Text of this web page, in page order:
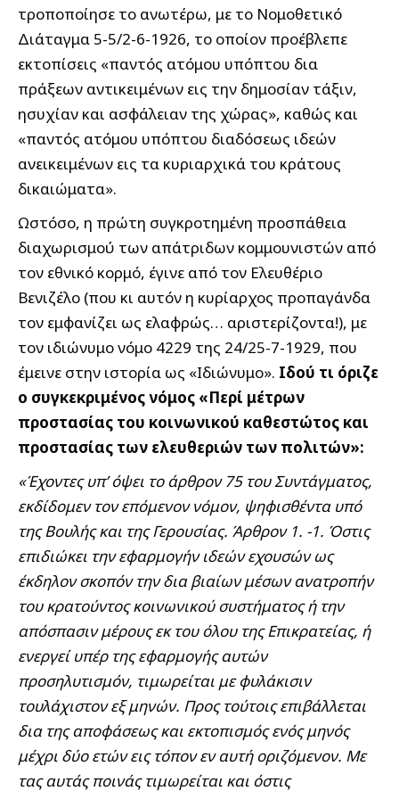
τροποποίησε το ανωτέρω, με το Νομοθετικό
Διάταγμα 5-5/2-6-1926, το οποίον προέβλεπε
εκτοπίσεις «παντός ατόμου υπόπτου δια
πράξεων αντικειμένων εις την δημοσίαν τάξιν,
ησυχίαν και ασφάλειαν της χώρας», καθώς και
«παντός ατόμου υπόπτου διαδόσεως ιδεών
ανεικειμένων εις τα κυριαρχικά του κράτους
δικαιώματα».
Ωστόσο, η πρώτη συγκροτημένη προσπάθεια
διαχωρισμού των απάτριδων κομμουνιστών από
τον εθνικό κορμό, έγινε από τον Ελευθέριο
Βενιζέλο (που κι αυτόν η κυρίαρχος προπαγάνδα
τον εμφανίζει ως ελαφρώς… αριστερίζοντα!), με
τον ιδιώνυμο νόμο 4229 της 24/25-7-1929, που
έμεινε στην ιστορία ως «Ιδιώνυμο». Ιδού τι όριζε
ο συγκεκριμένος νόμος «Περί μέτρων
προστασίας του κοινωνικού καθεστώτος και
προστασίας των ελευθεριών των πολιτών»:
«Έχοντες υπ’ όψει το άρθρον 75 του Συντάγματος,
εκδίδομεν τον επόμενον νόμον, ψηφισθέντα υπό
της Βουλής και της Γερουσίας. Άρθρον 1. -1. Όστις
επιδιώκει την εφαρμογήν ιδεών εχουσών ως
έκδηλον σκοπόν την δια βιαίων μέσων ανατροπήν
του κρατούντος κοινωνικού συστήματος ή την
απόσπασιν μέρους εκ του όλου της Επικρατείας, ή
ενεργεί υπέρ της εφαρμογής αυτών
προσηλυτισμόν, τιμωρείται με φυλάκισιν
τουλάχιστον εξ μηνών. Προς τούτοις επιβάλλεται
δια της αποφάσεως και εκτοπισμός ενός μηνός
μέχρι δύο ετών εις τόπον εν αυτή οριζόμενον. Με
τας αυτάς ποινάς τιμωρείται και όστις